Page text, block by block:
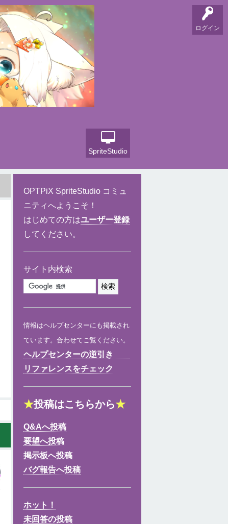
ログイン
SpriteStudio
OPTPiX SpriteStudio コミュ
ニティへようこそ！
はじめての方はユーザー登録
してください。
サイト内検索
情報はヘルプセンターにも掲載され
ています。合わせてご覧ください。
ヘルプセンターの逆引き
リファレンスをチェック
★投稿はこちらから★
Q&Aへ投稿
要望へ投稿
掲示板へ投稿
バグ報告へ投稿
ホット！
未回答の投稿